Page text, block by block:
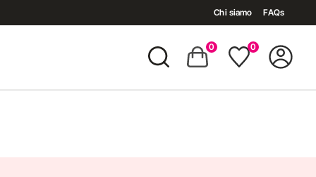
Chi siamo FAQs
0 0